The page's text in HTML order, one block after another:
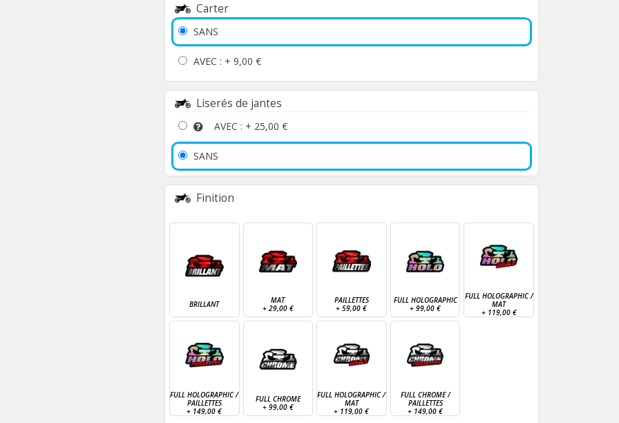
Carter
SANS
AVEC : + 9,00 €
Liserés de jantes
AVEC : + 25,00 €
SANS
Finition
BRILLANT
MAT
+ 29,00 €
PAILLETTES
+59,00 €
FULL HOLOGRAPHIC
+99,00 €
FULL HOLOGRAPHIC /
MAT
+ 119,00 €
FULL HOLOGRAPHIC /
PAILLETTES
+ 149,00 €
FULL CHROME
+ 99,00 €
FULL HOLOGRAPHIC /
MAT
+ 119,00 €
FULL CHROME /
PAILLETTES
+ 149,00 €